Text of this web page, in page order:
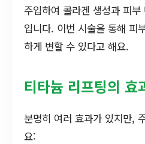
주입하여 콜라겐 생성과 피
입니다. 이번 시술을 통해 피
하게 변할 수 있다고 해요.
티타늄 리프팅의 효
분명히 여러 효과가 있지만,
요: